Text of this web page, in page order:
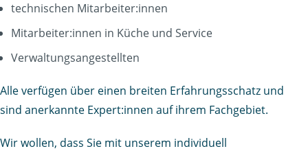
technischen Mitarbeiter:innen
Mitarbeiter:innen in Küche und Service
Verwaltungsangestellten
Alle verfügen über einen breiten Erfahrungsschatz und
sind anerkannte Expert:innen auf ihrem Fachgebiet.
Wir wollen, dass Sie mit unserem individuell